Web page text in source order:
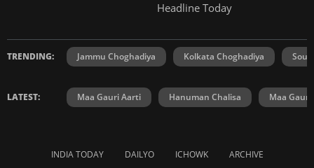
Headline Today
TRENDING: Jammu Choghadiya Kolkata Choghadiya
LATEST: Maa Gauri Aarti Hanuman Chalisa Maa Gauri
INDIA TODAY DAILYO ICHOWK ARCHIVE